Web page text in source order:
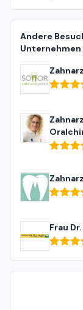
Andere
Unternehmen
Frau